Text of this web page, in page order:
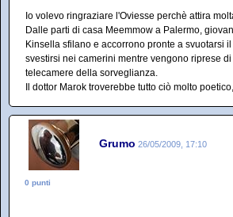
Io volevo ringraziare l'Oviesse perchè attira
Dalle parti di casa Meemmow a Palermo,
Kinsella sfilano e accorrono pronte a svuotarsi
svestirsi nei camerini mentre vengono riprese
telecamere della sorveglianza.
Il dottor Marok troverebbe tutto ciò molto
Grumo 26/05/2009, 17:10
0 punti